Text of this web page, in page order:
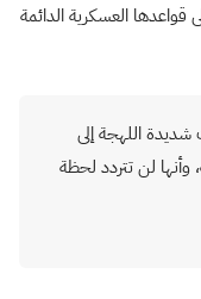
العسكرية الدائمة
شديدة اللهجة إلى
لن تتردد لحظة